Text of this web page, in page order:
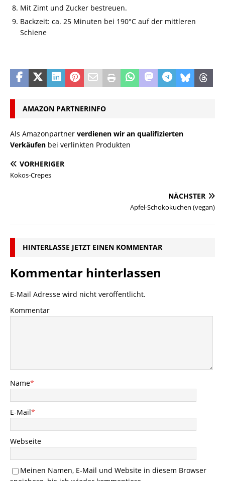
Mit Zimt und Zucker bestreuen.
Backzeit: ca. 25 Minuten bei 190°C auf der mittleren
Schiene
AMAZON PARTNERINFO
Als Amazonpartner verdienen wir an qualifizierten
Verkäufen bei verlinkten Produkten
VORHERIGER
Kokos-Crepes
NÄCHSTER
Apfel-Schokokuchen (vegan)
HINTERLASSE JETZT EINEN KOMMENTAR
Kommentar hinterlassen
E-Mail Adresse wird nicht veröffentlicht.
Kommentar
Name*
E-Mail*
Webseite
Meinen Namen, E-Mail und Website in diesem Browser